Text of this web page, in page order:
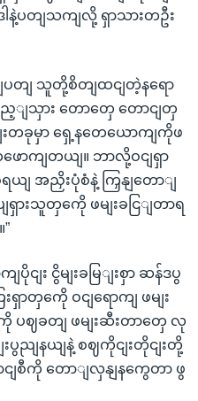
ါနဲ့ပတျသကျလို့ ရှာသားတဦး
ပတျ သူတို့စိတျထငျတဲ့နရော
သှား တောတှေ တောငျတှ
းတခုမှာ ရှေ့နတေယောကျကိုဖ
ောကျတယျ။ ဘာလို့ဝငျရှာ
ျ အညှိးပုံစံနဲ့ ကြှနျတောျ
ားသူတှကေို ဖမျးခငြျတာရ
ငျး ငွိမျးခမြျးစှာ ဆန်ဒပွ
ရှာတှကေို ဝငျရောကျ ဖမျး
ဈခတျ ဖမျးဆီးတာတှေ လု
ညျနယျနဲ့ စဈကိုငျးတိုငျးတို့
ငျစီကို တောျလှနျနကွေတာ ဖွ